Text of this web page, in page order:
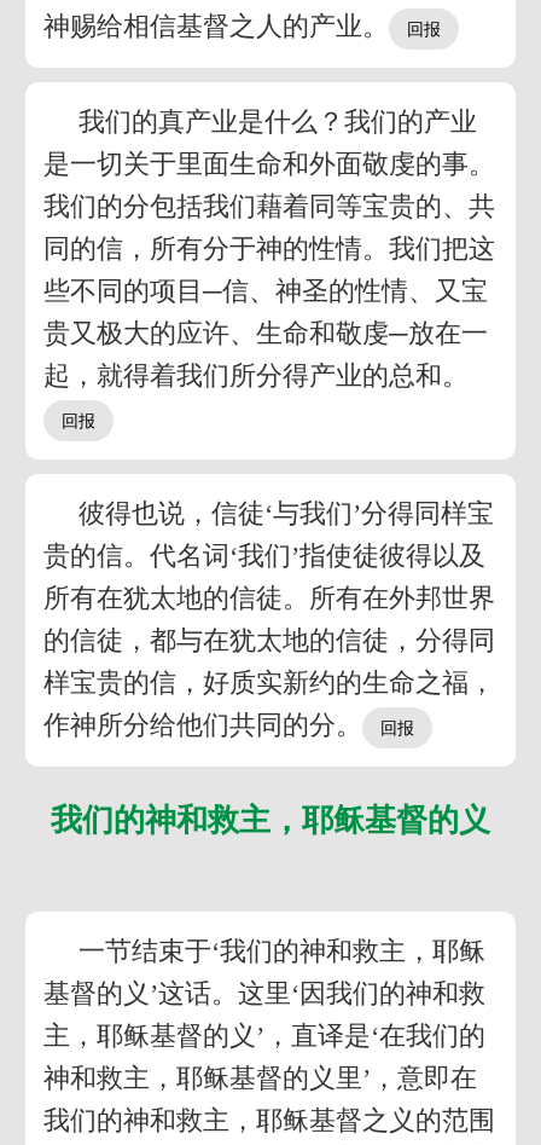
神赐给相信基督之人的产业。
我们的真产业是什么？我们的产业
是一切关于里面生命和外面敬虔的事。
我们的分包括我们藉着同等宝贵的、共
同的信，所有分于神的性情。我们把这
些不同的项目─信、神圣的性情、又宝
贵又极大的应许、生命和敬虔─放在一
起，就得着我们所分得产业的总和。
彼得也说，信徒‘与我们’分得同样宝
贵的信。代名词‘我们’指使徒彼得以及
所有在犹太地的信徒。所有在外邦世界
的信徒，都与在犹太地的信徒，分得同
样宝贵的信，好质实新约的生命之福，
作神所分给他们共同的分。
我们的神和救主，耶稣基督的义
一节结束于‘我们的神和救主，耶稣
基督的义’这话。这里‘因我们的神和救
主，耶稣基督的义’，直译是‘在我们的
神和救主，耶稣基督的义里’，意即在
我们的神和救主，耶稣基督之义的范围